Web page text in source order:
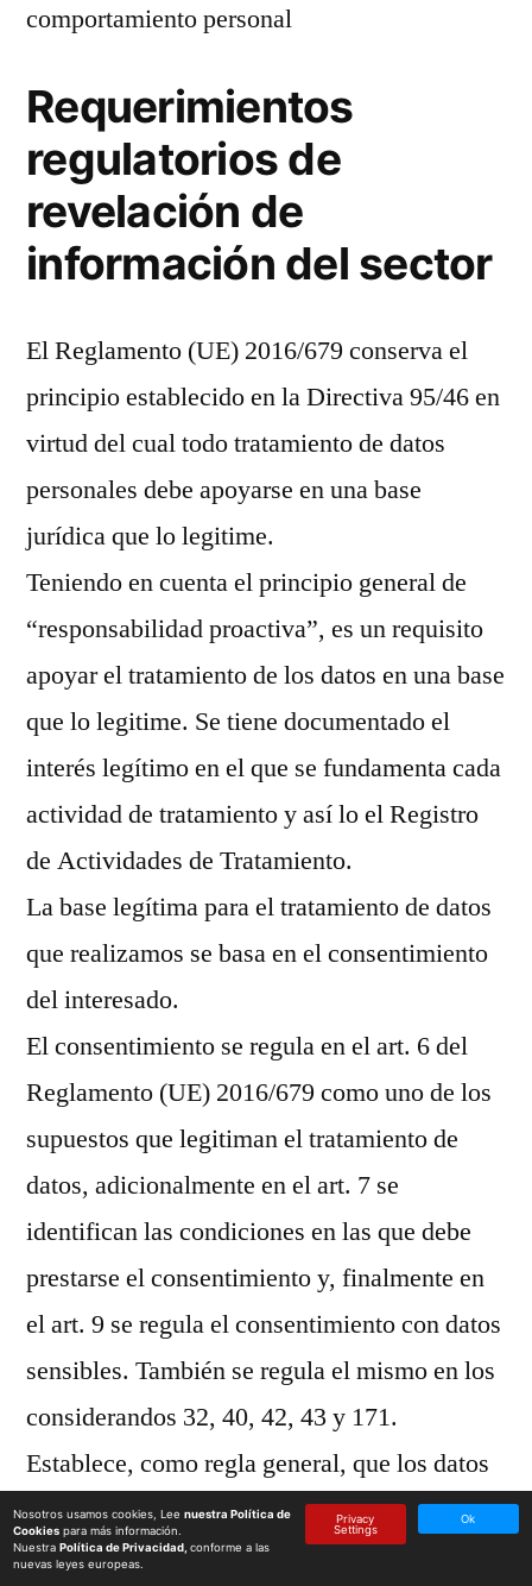
comportamiento personal
Requerimientos
regulatorios de
revelación de
información del sector
El Reglamento (UE) 2016/679 conserva el
principio establecido en la Directiva 95/46 en
virtud del cual todo tratamiento de datos
personales debe apoyarse en una base
jurídica que lo legitime.
Teniendo en cuenta el principio general de
“responsabilidad proactiva”, es un requisito
apoyar el tratamiento de los datos en una base
que lo legitime. Se tiene documentado el
interés legítimo en el que se fundamenta cada
actividad de tratamiento y así lo el Registro
de Actividades de Tratamiento.
La base legítima para el tratamiento de datos
que realizamos se basa en el consentimiento
del interesado.
El consentimiento se regula en el art. 6 del
Reglamento (UE) 2016/679 como uno de los
supuestos que legitiman el tratamiento de
datos, adicionalmente en el art. 7 se
identifican las condiciones en las que debe
prestarse el consentimiento y, finalmente en
el art. 9 se regula el consentimiento con datos
sensibles. También se regula el mismo en los
considerandos 32, 40, 42, 43 y 171.
Establece, como regla general, que los datos
personales deben ser tratados con el
consentimiento del interesado, pero admite
Ok
Privacy
Settings
Nosotros usamos cookies, Lee nuestra Política de
Cookies para más información.
Nuestra Política de Privacidad, conforme a las
nuevas leyes europeas.